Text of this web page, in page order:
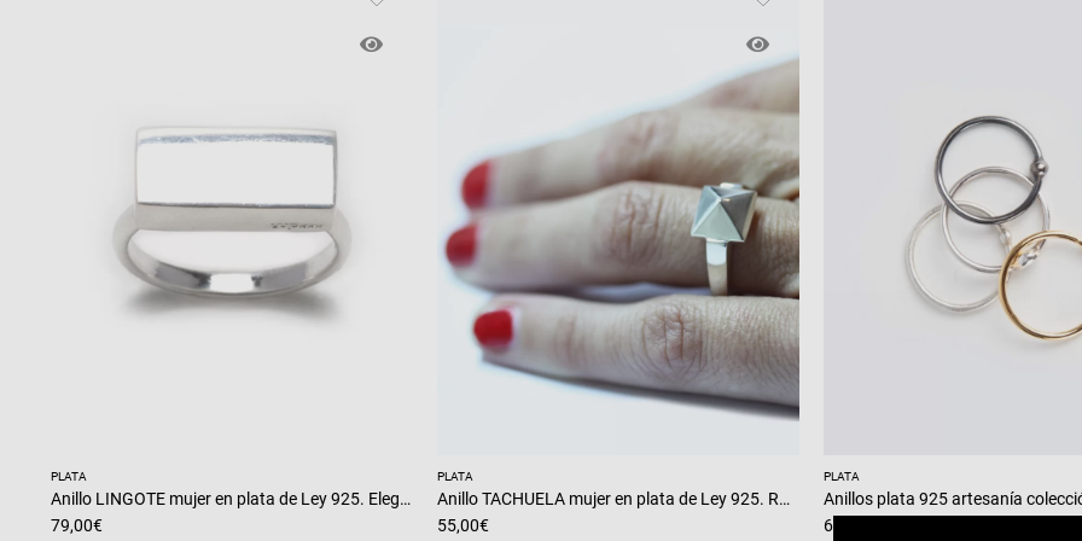
PLATA
Anillo LINGOTE mujer en plata de Ley 925. Elegancia pura.
79,00€
PLATA
Anillo TACHUELA mujer en plata de Ley 925. ROCK style
55,00€
PLATA
69,90